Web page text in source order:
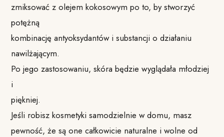
zmiksować z olejem kokosowym po to, by stworzyć
potężną
kombinację antyoksydantów i substancji o działaniu
nawilżającym.
Po jego zastosowaniu, skóra będzie wyglądała młodziej
i
piękniej.
Jeśli robisz kosmetyki samodzielnie w domu, masz
pewność, że są one całkowicie naturalne i wolne od